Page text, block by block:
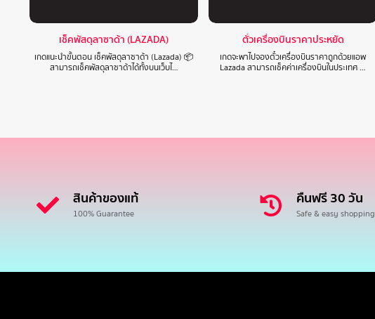
เช็คพัสดุลาซาด้า (LAZADA)
เกดแนะนำขั้นตอน เช็คพัสดุลาซาด้า (Lazada) 📦
สามารถเช็คพัสดุลาซาด้าได้ทั้งบนเว็บไ…
ตั๋วเครื่องบินราคาประหยัด
เกดจะพาไปจองตั๋วเครื่องบินราคาถูกด้วยแอพ
Lazada สามารถเช็คค่าเครื่องบินในประเทศ …
สินค้าของแท้
100% Guarantee
คืนฟรี 30 วัน
Safe & easy shopping